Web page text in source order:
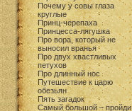
Почему у совы глаза
круглые
Принц-черепаха
Принцесса-лягушка
Про вора, который не
выносил вранья
Про двух хвастливых
петухов
Про длинный нос
Путешествие к царю
обезьян
Пять загадок
Самый большой – пройди